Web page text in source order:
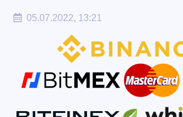
05.07.2022, 13:21